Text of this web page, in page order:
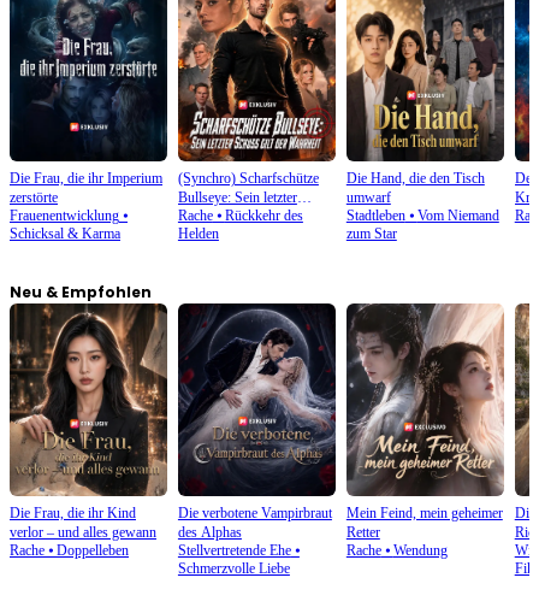
Die Frau, die ihr Imperium
zerstörte
Frauenentwicklung ⦁
Schicksal & Karma
(Synchro) Scharfschütze
Bullseye: Sein letzter
Schuss gilt der Wahrheit
Rache⦁ Rückkehr des
Helden
Die Hand, die den Tisch
umwarf
Stadtleben⦁ Vom Niemand
zum Star
Der
Neu & Empfohlen
Die Frau, die ihr Kind
verlor – und alles gewann
Rache ⦁ Doppelleben
Die verbotene Vampirbraut
des Alphas
Stellvertretende Ehe⦁
Schmerzvolle Liebe
Mein Feind, mein geheimer
Retter
Rache⦁ Wendung
Die